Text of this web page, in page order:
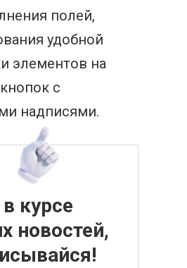
полей,
удобной
элементов на
с
надписями.
курсе
новостей,